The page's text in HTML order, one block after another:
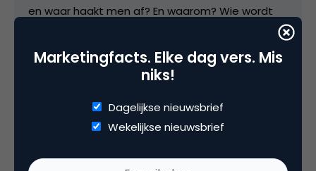
en waar haakt men af? En waarom? Wie wordt
Wie wordt gezien als de aanbieder met de
beste prijs/kwaliteit verhouding? Wie wordt
grootste aanbieder? Welke site is het meest
aansprekend? Voor welke aanbieders heeft men
uiteindelijk het meest gekocht / afgesloten? Wie
Marketingfacts. Elke dag vers. Mis
niks!
Dagelijkse nieuwsbrief
Wekelijkse nieuwsbrief